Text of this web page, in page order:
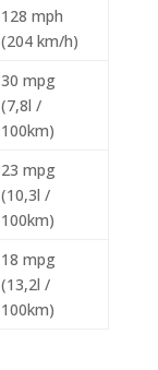
128 mph
(204 km/h)
30 mpg
(7,8l /
100km)
23 mpg
(10,3l /
100km)
18 mpg
(13,2l /
100km)